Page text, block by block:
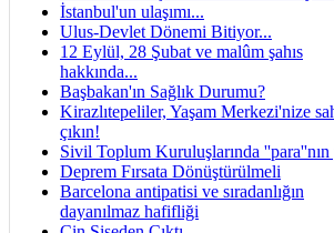
İstanbul'un ulaşımı...
Ulus-Devlet Dönemi Bitiyor...
12 Eylül, 28 Şubat ve malûm şahıs
hakkında...
Başbakan'ın Sağlık Durumu?
Kirazlıtepeliler, Yaşam Merkezi'nize
çıkın!
Sivil Toplum Kuruluşlarında ''para''nın
Deprem Fırsata Dönüştürülmeli
Barcelona antipatisi ve sıradanlığın
dayanılmaz hafifliği